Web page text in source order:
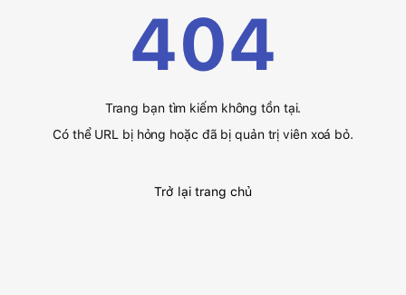
404
Trang bạn tìm kiếm không tồn tại.
Có thể URL bị hỏng hoặc đã bị quản trị viên xoá bỏ.
Trở lại trang chủ